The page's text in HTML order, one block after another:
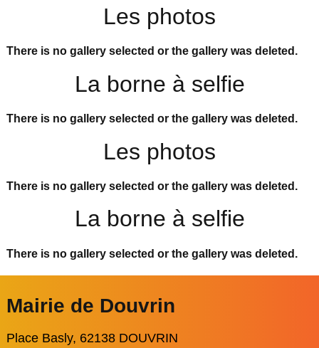
Les photos
There is no gallery selected or the gallery was deleted.
La borne à selfie
There is no gallery selected or the gallery was deleted.
Les photos
There is no gallery selected or the gallery was deleted.
La borne à selfie
There is no gallery selected or the gallery was deleted.
Mairie de Douvrin
Place Basly, 62138 DOUVRIN